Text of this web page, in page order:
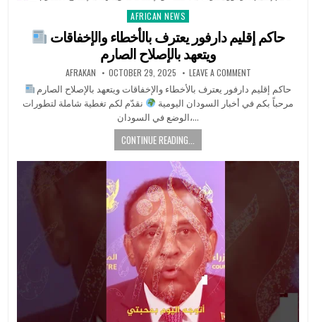
Posted
AFRICAN NEWS
ويتعهد بالإصلاح الصارم
AFRAKAN OCTOBER 29, 2025 LEAVE A COMMENT
مرحباً بكم في أخبار السودان اليومية
نقدّم لكم تغطية شاملة لتطورات
الوضع في السودان،…
CONTINUE READING...